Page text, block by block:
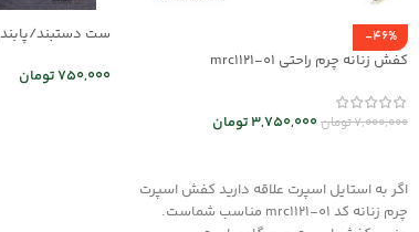
-46%
کفش زنانه چرم راحتی mrc1121-01
7,000,000تومان3,750,000تومان
اگر به استایل اسپرت علاقه دارید کفش اسپرت
چرم زنانه کد mrc1121-01 مناسب شماست.
750,000تومان